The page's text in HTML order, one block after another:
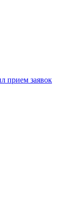
прием заявок